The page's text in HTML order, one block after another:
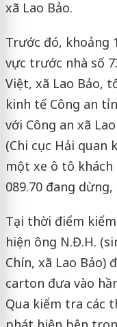
xã Lao Bảo.
Trước đó, khoảng
vực trước nhà số
Việt, xã Lao Bảo,
kinh tế Công an
với Công an xã
(Chi cục Hải quan
một xe ô tô khách
089.70 đang
Tại thời điểm
hiện ông N.Đ.H.
Chín, xã Lao Bảo)
carton đưa vào
Qua kiểm tra các